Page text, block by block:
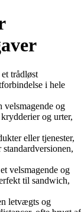
trådløst
i hele
velsmagende og
og urter,
eller tjenester,
velsmagende og
til sandwich,
letvægts og